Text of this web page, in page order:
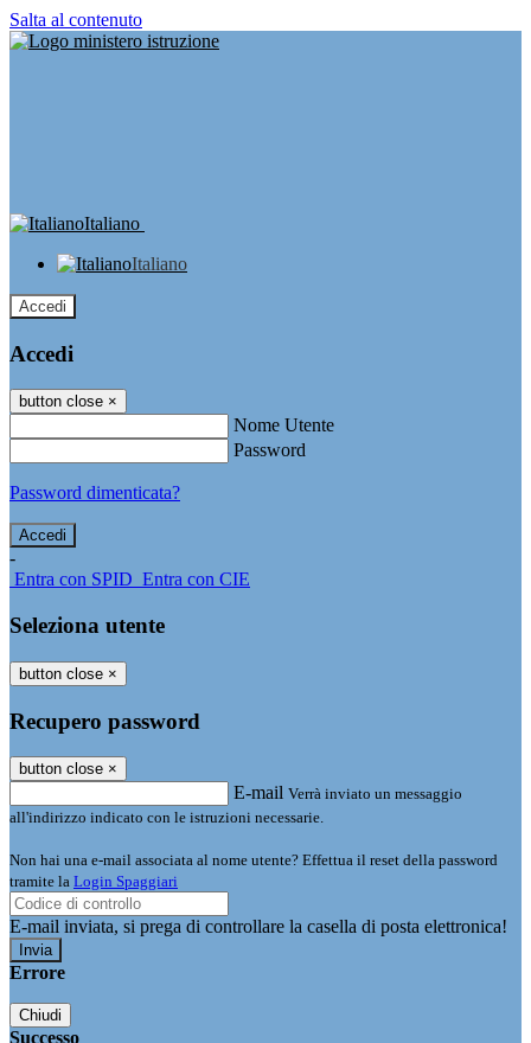
Salta al contenuto
Italiano
Italiano
Accedi
Accedi
button close ×
Nome Utente
Password
Password dimenticata?
-
Entra con SPID Entra con CIE
Seleziona utente
button close ×
Recupero password
button close ×
E-mail Verrà inviato un messaggio
all'indirizzo indicato con le istruzioni necessarie.
Non hai una e-mail associata al nome utente? Effettua il reset della password
tramite la Login Spaggiari
E-mail inviata, si prega di controllare la casella di posta elettronica!
Errore
Chiudi
Successo